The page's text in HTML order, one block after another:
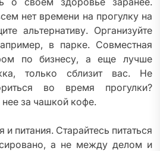
нет времени на прогулку на
альтернативу. Организуйте
в парке. Совместная
по бизнесу, а еще лучше
только сблизит вас. Не
во время прогулки?
за чашкой кофе.
питания. Старайтесь питаться
а не между делом и